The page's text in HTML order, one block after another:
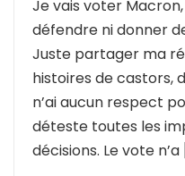
Je vais voter
défendre ni donner
Juste partager ma
histoires de castors,
n’ai aucun respect
déteste toutes les
décisions. Le vote n’a